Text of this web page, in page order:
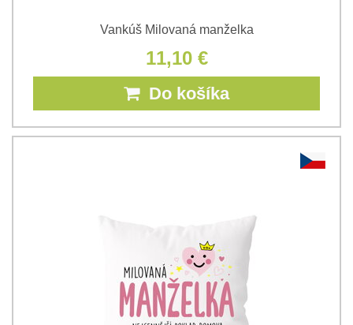
Vankúš Milovaná manželka
11,10 €
Do košíka